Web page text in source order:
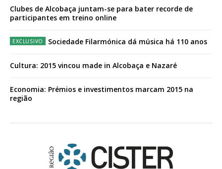
Clubes de Alcobaça juntam-se para bater recorde de
participantes em treino online
Sociedade Filarmónica dá música há 110 anos
Cultura: 2015 vincou made in Alcobaça e Nazaré
Economia: Prémios e investimentos marcam 2015 na
região